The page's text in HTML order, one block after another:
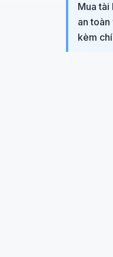
Mua
an
kèm